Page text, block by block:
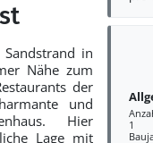
1
in
Nähe zum
der
und
Hier
Lage mit